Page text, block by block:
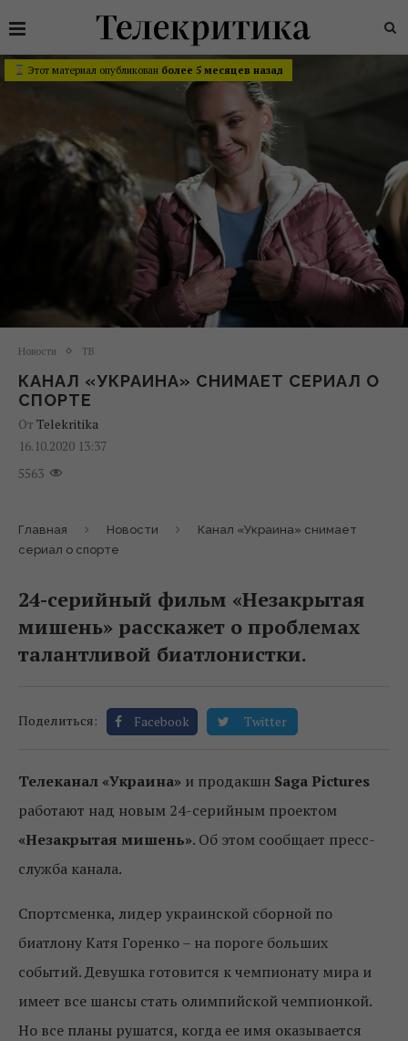
Этот материал опубликован более 5 месяцев назад
Новости ТВ
КАНАЛ «УКРАИНА» СНИМАЕТ СЕРИАЛ О
СПОРТЕ
От Telekritika
16.10.2020 13:37
5563
Главная Новости
Канал «Украина» снимает
сериал о спорте
24-серийный фильм «Незакрытая
мишень» расскажет о проблемах
талантливой биатлонистки.
Поделиться: Facebook Twitter
Телеканал «Украина» и продакшн Saga Pictures
работают над новым 24-серийным проектом
«Незакрытая мишень». Об этом сообщает пресс-
служба канала.
Спортсменка, лидер украинской сборной по
биатлону Катя Горенко – на пороге больших
событий. Девушка готовится к чемпионату мира и
имеет все шансы стать олимпийской чемпионкой.
Но все планы рушатся, когда ее имя оказывается